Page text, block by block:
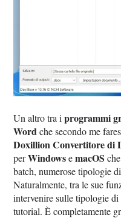
Un altro tra iprogrammi
Wordche secondo me
Doxillion Convertitore di
perWindowsemacOS
batch, numerose tipologie
Naturalmente, tra le sue
intervenire sulle tipologie
tutorial. È completamente